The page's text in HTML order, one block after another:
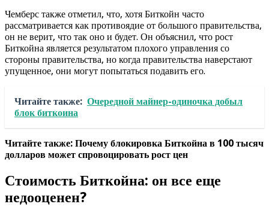
Чемберс также отметил, что, хотя Биткойн часто
рассматривается как противоядие от большого правительства,
он не верит, что так оно и будет. Он объяснил, что рост
Биткойна является результатом плохого управления со
стороны правительства, но когда правительства наверстают
упущенное, они могут попытаться подавить его.
Читайте также: Очередной майнер-одиночка добыл
блок биткоина
Читайте также: Почему блокировка Биткойна в 100 тысяч
долларов может спровоцировать рост цен
Стоимость Биткойна: он все еще
недооценен?